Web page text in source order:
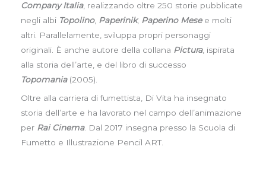
Company Italia, realizzando oltre 250 storie pubblicate
negli albi Topolino, Paperinik, Paperino Mesee molti
altri. Parallelamente, sviluppa propri personaggi
originali. È anche autore della collana Pictura, ispirata
alla storia dell’arte, e del libro di successo
Topomania(2005).
Oltre alla carriera di fumettista, Di Vita ha insegnato
storia dell’arte e ha lavorato nel campo dell’animazione
per Rai Cinema. Dal 2017 insegna presso la Scuola di
Fumetto e Illustrazione Pencil ART.